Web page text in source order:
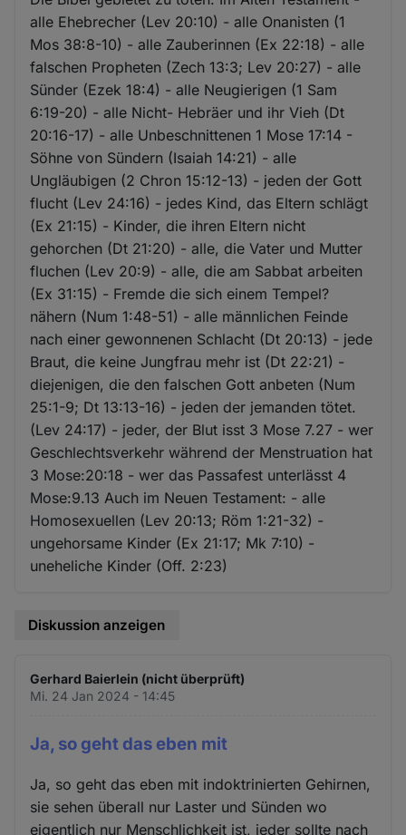
alle Ehebrecher (Lev 20:10) - alle Onanisten (1
Mos 38:8-10) - alle Zauberinnen (Ex 22:18) - alle
falschen Propheten (Zech 13:3; Lev 20:27) - alle
Sünder (Ezek 18:4) - alle Neugierigen (1 Sam
6:19-20) - alle Nicht- Hebräer und ihr Vieh (Dt
20:16-17) - alle Unbeschnittenen 1 Mose 17:14 -
Söhne von Sündern (Isaiah 14:21) - alle
Ungläubigen (2 Chron 15:12-13) - jeden der Gott
flucht (Lev 24:16) - jedes Kind, das Eltern schlägt
(Ex 21:15) - Kinder, die ihren Eltern nicht
gehorchen (Dt 21:20) - alle, die Vater und Mutter
fluchen (Lev 20:9) - alle, die am Sabbat arbeiten
(Ex 31:15) - Fremde die sich einem Tempel?
nähern (Num 1:48-51) - alle männlichen Feinde
nach einer gewonnenen Schlacht (Dt 20:13) - jede
Braut, die keine Jungfrau mehr ist (Dt 22:21) -
diejenigen, die den falschen Gott anbeten (Num
25:1-9; Dt 13:13-16) - jeden der jemanden tötet.
(Lev 24:17) - jeder, der Blut isst 3 Mose 7.27 - wer
Geschlechtsverkehr während der Menstruation hat
3 Mose:20:18 - wer das Passafest unterlässt 4
Mose:9.13 Auch im Neuen Testament: - alle
Homosexuellen (Lev 20:13; Röm 1:21-32) -
ungehorsame Kinder (Ex 21:17; Mk 7:10) -
uneheliche Kinder (Off. 2:23)
Diskussion anzeigen
Gerhard Baierlein (nicht überprüft)
Mi. 24 Jan 2024 - 14:45
Ja, so geht das eben mit
Ja, so geht das eben mit indoktrinierten Gehirnen,
sie sehen überall nur Laster und Sünden wo
eigentlich nur Menschlichkeit ist, jeder sollte nach